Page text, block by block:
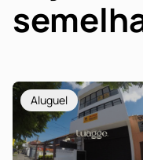
Aluguel